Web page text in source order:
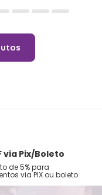
via Pix/Boleto
de 5% para
via PIX ou boleto